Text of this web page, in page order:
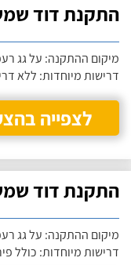
התקנת דוד שמש
מיקום ההתקנה: על גג
דרישות מיוחדות: ללא
לצפייה
התקנת דוד שמש
מיקום ההתקנה: על גג
דרישות מיוחדות: כולל